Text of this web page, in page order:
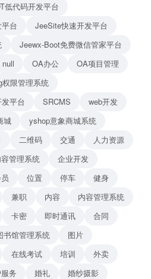
低代码开发平台
台
JeeSite快速开发平台
Jeewx-Boot免费微信管家平台
null OA办公
OA项目管理
权限管理系统
平台
SRCMS
web开发
城
yshop意象商城系统
二维码 交通
人力资源
管理系统
企业开发
位置 停车
健身
兼职 内容
内容管理系统
卡密 即时通讯
合同
书馆管理系统
图片
在线考试 培训
外卖
务 婚礼
婚纱摄影